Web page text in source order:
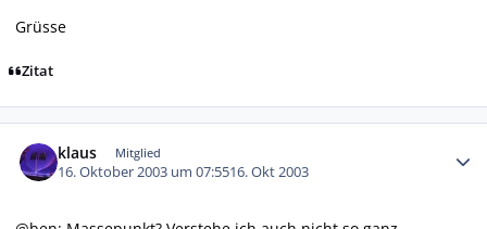
Grüsse
Zitat
klaus Mitglied
16. Oktober 2003 um 07:5516. Okt 2003